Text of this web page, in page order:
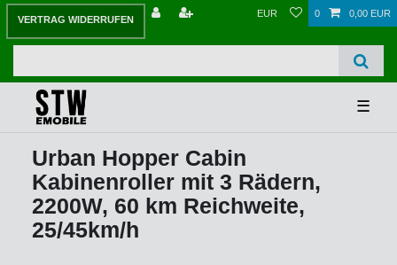
VERTRAG WIDERRUFEN
EUR 0 0,00 EUR
☰
Urban Hopper Cabin
Kabinenroller mit 3 Rädern,
2200W, 60 km Reichweite,
25/45km/h